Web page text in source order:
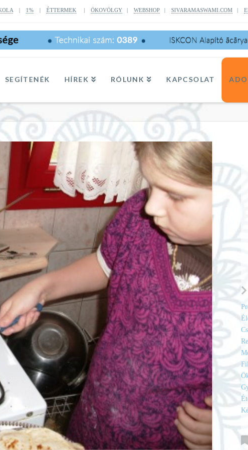
| 1%| ÉTTERMEK | ÖKOVÖLGY| WEBSHOP| SIVARAMASWAMI.COM|
SEGÍTENÉK HÍREK RÓLUNK KAPCSOLAT